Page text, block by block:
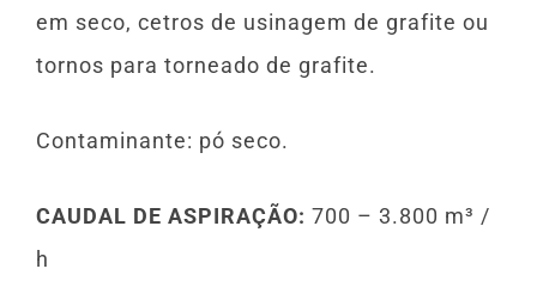
em seco, cetros de usinagem de grafite ou
tornos para torneado de grafite.
Contaminante: pó seco.
CAUDAL DE ASPIRAÇÃO: 700 – 3.800 m³ /
h